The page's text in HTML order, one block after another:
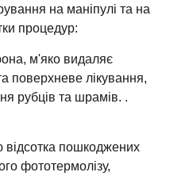
на маніпулі та на
процедур:
м'яко видаляє
поверхневе лікування,
рубців та шрамів. .
відсотка пошкоджених
фототермолізу,